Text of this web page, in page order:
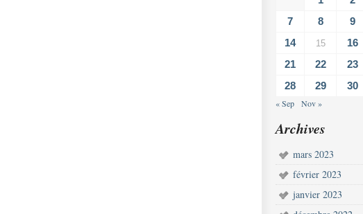
7 8 9
14 15 16
21 22 23
28 29 30
« Sep Nov »
Archives
mars 2023
février 2023
janvier 2023